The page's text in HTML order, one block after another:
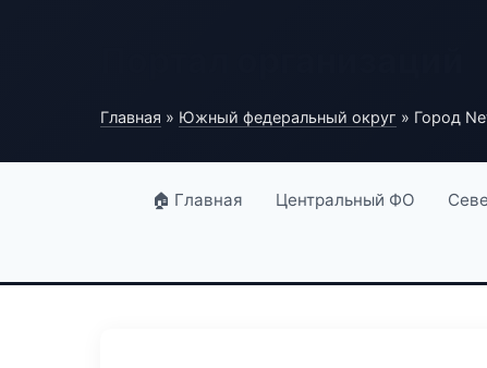
Главная » Южный федеральный округ » Город
🏠 Главная Центральный ФО